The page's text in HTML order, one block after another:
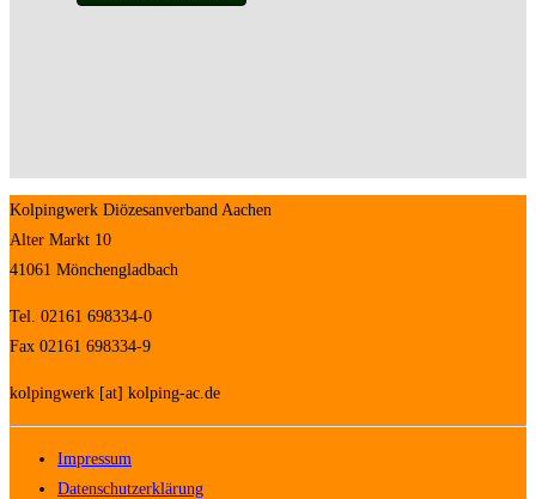
Kolpingwerk Diözesanverband Aachen
Alter Markt 10
41061 Mönchengladbach
Tel. 02161 698334-0
Fax 02161 698334-9
kolpingwerk [at] kolping-ac.de
Impressum
Datenschutzerklärung